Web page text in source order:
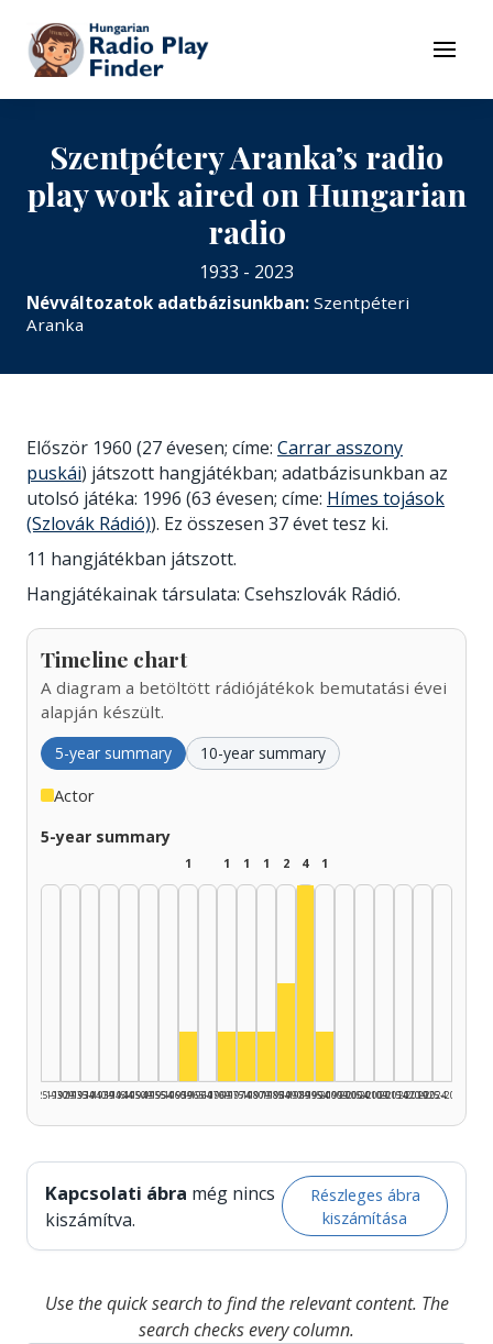
To contents
Menu
Szentpétery Aranka’s radio
play work aired on Hungarian
radio
1933 - 2023
Névváltozatok adatbázisunkban: Szentpéteri
Aranka
Először 1960 (27 évesen; címe: Carrar asszony
puskái) játszott hangjátékban; adatbázisunkban az
utolsó játéka: 1996 (63 évesen; címe: Hímes tojások
(Szlovák Rádió)). Ez összesen 37 évet tesz ki.
11 hangjátékban játszott.
Hangjátékainak társulata: Csehszlovák Rádió.
Timeline chart
A diagram a betöltött rádiójátékok bemutatási évei
alapján készült.
5-year summary 10-year summary
Actor
5-year summary
1925–1929
1930–1934
1935–1939
1940–1944
1945–1949
1950–1954
1955–1959
1
1960–1964
1965–1969
1
1970–1974
1
1975–1979
1
1980–1984
2
1985–1989
4
1990–1994
1
1995–1999
2000–2004
2005–2009
2010–2014
2015–2019
2020–2024
2025–2026
Kapcsolati ábra még nincs
kiszámítva.
Részleges ábra
kiszámítása
Use the quick search to find the relevant content. The
search checks every column.